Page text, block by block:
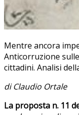
Mentre ancora
Anticorruzione
cittadini. Analisi
di Claudio Ortale
La proposta n. 11